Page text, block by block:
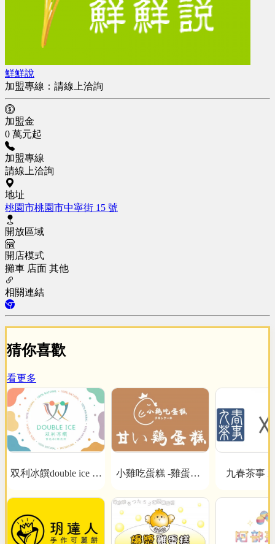
鮮鮮說
加盟專線： 請線上洽詢
加盟金
0 萬元起
加盟專線
請線上洽詢
地址
桃園市桃園市中寧街 15 號
開放區域
開店模式
攤車 店面 其他
相關連結
猜你喜歡
看更多
双利冰饌double ice 手
小雞吃蛋糕 -雞蛋糕x
九春茶事